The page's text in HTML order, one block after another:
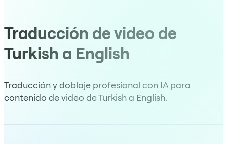
Traducción de video de
Turkish a English
Traducción y doblaje profesional con IA para
contenido de video de Turkish a English.